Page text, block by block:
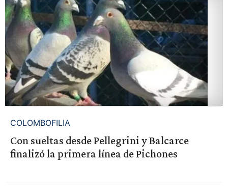
COLOMBOFILIA
Con sueltas desde Pellegrini y Balcarce
finalizó la primera línea de Pichones